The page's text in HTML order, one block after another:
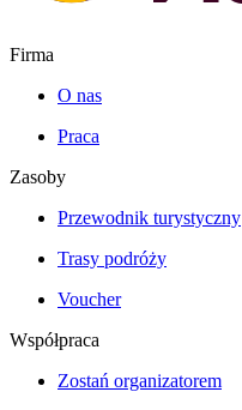
Firma
O nas
Praca
Zasoby
Przewodnik turystyczny
Trasy podróży
Voucher
Współpraca
Zostań organizatorem